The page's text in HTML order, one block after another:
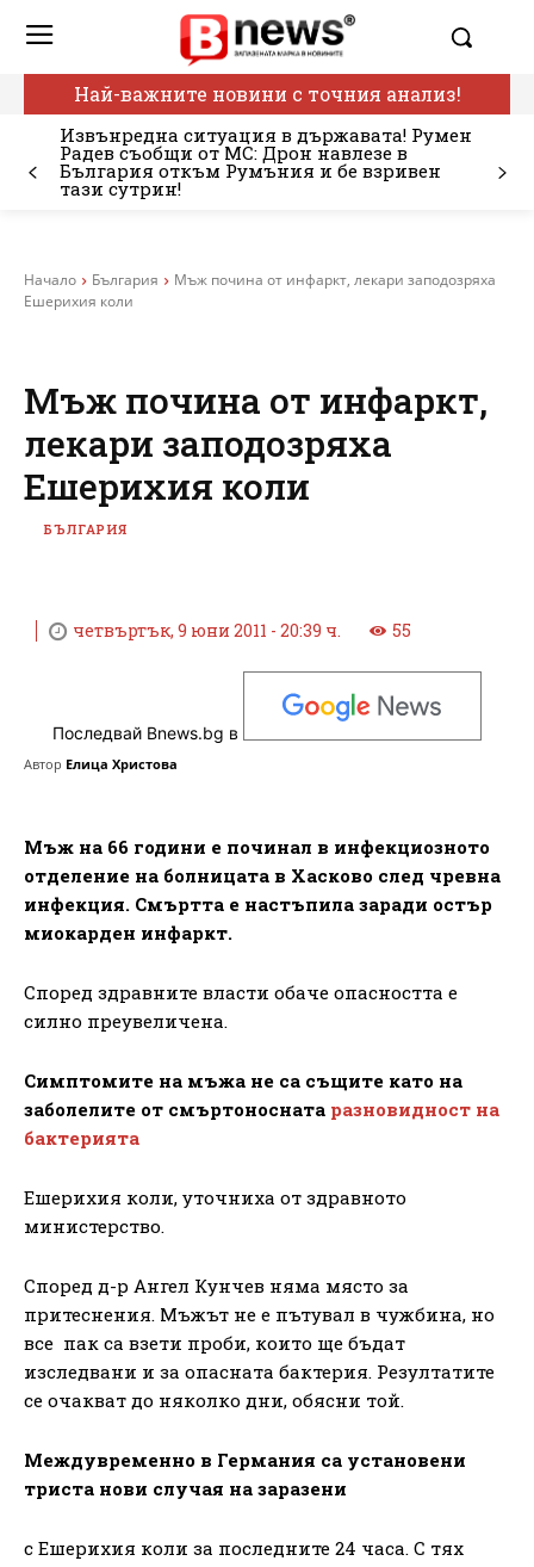
Най-важните новини с точния анализ!
Извънредна ситуация в държавата! Румен
Радев съобщи от МС: Дрон навлезе в
България откъм Румъния и бе взривен
тази сутрин!
Начало България
Мъж почина от инфаркт, лекари заподозряха
Ешерихия коли
Мъж почина от инфаркт,
лекари заподозряха
Ешерихия коли
БЪЛГАРИЯ
четвъртък, 9 юни 2011 - 20:39 ч. 55
Последвай Bnews.bg в
Автор Елица Христова
Мъж на 66 години е починал в инфекциозното
отделение на болницата в Хасково след чревна
инфекция. Смъртта е настъпила заради остър
миокарден инфаркт.
Според здравните власти обаче опасността е
силно преувеличена.
Симптомите на мъжа не са същите като на
заболелите от смъртоносната разновидност на
бактерията
Ешерихия коли, уточниха от здравното
министерство.
Според д-р Ангел Кунчев няма място за
притеснения. Мъжът не е пътувал в чужбина, но
все пак са взети проби, които ще бъдат
изследвани и за опасната бактерия. Резултатите
се очакват до няколко дни, обясни той.
Междувременно в Германия са установени
триста нови случая на заразени
с Ешерихия коли за последните 24 часа. С тях